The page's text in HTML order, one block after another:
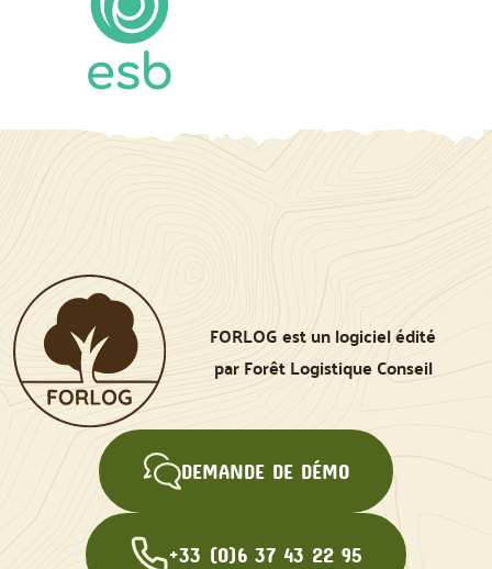
FORLOG est un logiciel édité
par Forêt Logistique Conseil
DEMANDE DE DÉMO
+33 (0)6 37 43 22 95